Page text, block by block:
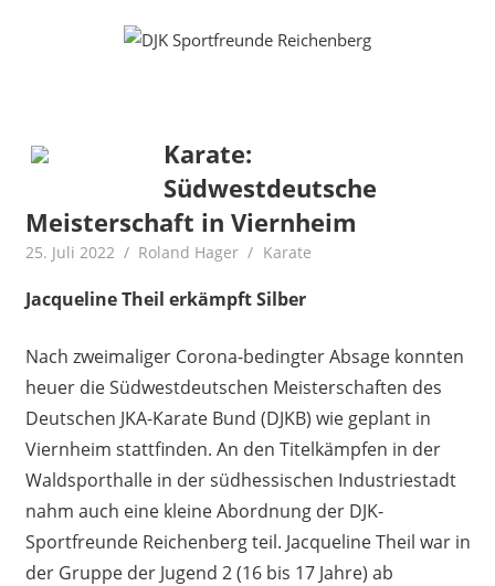
DJK
Radfahren
Rollkunstlauf
Karate:
Südwestdeutsche
Meisterschaft in Viernheim
25. Juli 2022 Roland Hager Karate
Jacqueline Theil erkämpft Silber
Nach zweimaliger Corona-bedingter Absage konnten
heuer die Südwestdeutschen Meisterschaften des
Deutschen JKA-Karate Bund (DJKB) wie geplant in
Viernheim stattfinden. An den Titelkämpfen in der
Waldsporthalle in der südhessischen Industriestadt
nahm auch eine kleine Abordnung der DJK-
Sportfreunde Reichenberg teil. Jacqueline Theil war in
der Gruppe der Jugend 2 (16 bis 17 Jahre) ab